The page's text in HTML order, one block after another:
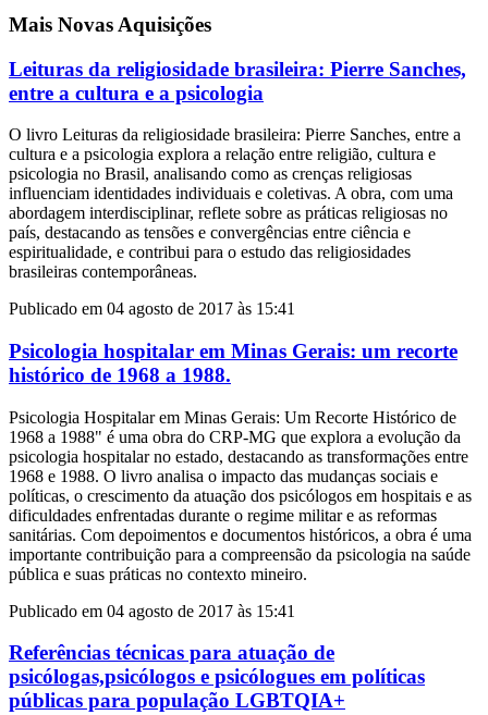
Mais Novas Aquisições
Leituras da religiosidade brasileira: Pierre Sanches,
entre a cultura e a psicologia
O livro Leituras da religiosidade brasileira: Pierre Sanches, entre a
cultura e a psicologia explora a relação entre religião, cultura e
psicologia no Brasil, analisando como as crenças religiosas
influenciam identidades individuais e coletivas. A obra, com uma
abordagem interdisciplinar, reflete sobre as práticas religiosas no
país, destacando as tensões e convergências entre ciência e
espiritualidade, e contribui para o estudo das religiosidades
brasileiras contemporâneas.
Publicado em 04 agosto de 2017 às 15:41
Psicologia hospitalar em Minas Gerais: um recorte
histórico de 1968 a 1988.
Psicologia Hospitalar em Minas Gerais: Um Recorte Histórico de
1968 a 1988" é uma obra do CRP-MG que explora a evolução da
psicologia hospitalar no estado, destacando as transformações entre
1968 e 1988. O livro analisa o impacto das mudanças sociais e
políticas, o crescimento da atuação dos psicólogos em hospitais e as
dificuldades enfrentadas durante o regime militar e as reformas
sanitárias. Com depoimentos e documentos históricos, a obra é uma
importante contribuição para a compreensão da psicologia na saúde
pública e suas práticas no contexto mineiro.
Publicado em 04 agosto de 2017 às 15:41
Referências técnicas para atuação de
psicólogas,psicólogos e psicólogues em políticas
públicas para população LGBTQIA+